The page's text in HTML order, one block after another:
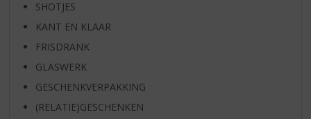
SHOTJES
KANT EN KLAAR
FRISDRANK
GLASWERK
GESCHENKVERPAKKING
(RELATIE)GESCHENKEN